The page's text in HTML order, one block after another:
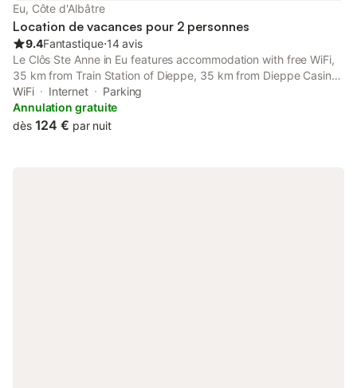
Eu, Côte d'Albâtre
Location de vacances pour 2 personnes
9.4Fantastique⋅14 avis
Le Clôs Ste Anne in Eu features accommodation with free WiFi,
35 km from Train Station of Dieppe, 35 km from Dieppe Casino
and 31 km from Church of Notre-Dame de Bonsecours.
WiFi Internet
Parking
Annulation gratuite
dès 124 € par nuit